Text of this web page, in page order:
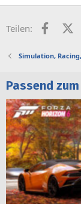
Teilen:
Simulation,
Passend